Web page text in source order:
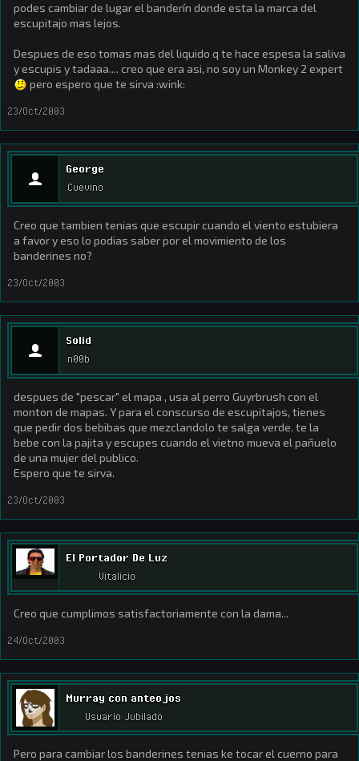
podes cambiar de lugar el banderín donde esta la marca del
escupitajo mas lejos.
Despues de eso tomas mas del liquido q te hace espesa la saliva
y escupis y tadaaa.... creo que era asi, no soy un Monkey 2 expert
pero espero que te sirva :wink:
23/Oct/2003
George
Cuevino
Creo que tambien tenias que escupir cuando el viento estubiera
a favor y eso lo podias saber por el movimiento de los
banderines no?
23/Oct/2003
Solid
n00b
despues de "pescar" el mapa , usa al perro Guyrbrush con el
monton de mapas. Y para el conscurso de escupitajos, tienes
que pedir dos bebibas que mezclandolo te salga verde. te la
bebe con la pajita y escupes cuando el vietno mueva el pañuelo
de una mujer del publico.
Espero que te sirva.
23/Oct/2003
El Portador De Luz
Vitalicio
Creo que cumplimos satisfactoriamente con la dama...
24/Oct/2003
Murray con anteojos
Usuario Jubilado
Pero para cambiar los banderines tenias ke tocar el cuerno para